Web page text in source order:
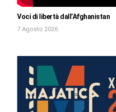
Voci di libertà dall’Afghanistan
7 Agosto 2026